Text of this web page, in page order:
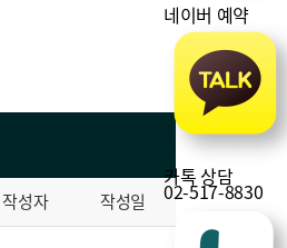
네이버 예약
카톡 상담
02-517-8830
작성자 작성일